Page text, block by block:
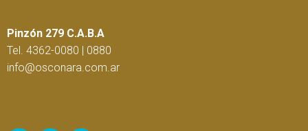
Pinzón 279 C.A.B.A
Tel. 4362-0080 | 0880
info@osconara.com.ar